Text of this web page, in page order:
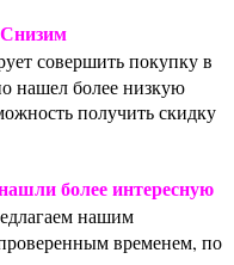
совершить покупку в
нашел более низкую
получить скидку
более интересную
нашим
временем, по